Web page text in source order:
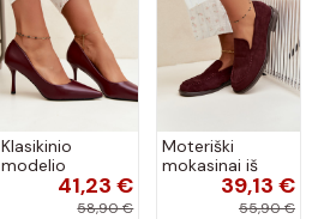
Klasikinio
modelio
aukštakulniai
41,23 €
58,90 €
Moteriški
mokasinai iš
dirbtinės
zomšos, bordo
39,13 €
55,90 €